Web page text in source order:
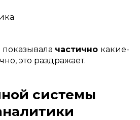
частично какие-
это раздражает.
системы